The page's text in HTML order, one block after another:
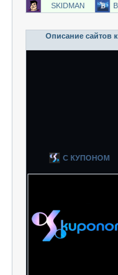
SKIDMAN
Описание сайтов
С КУПОНОМ